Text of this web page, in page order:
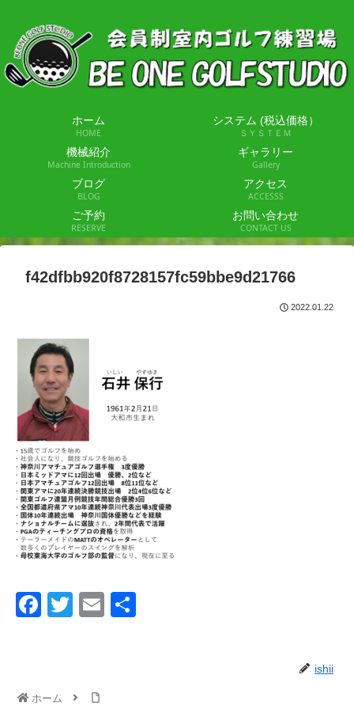
ホーム
HOME
システム (税込価格）
ＳＹＳＴＥＭ
機械紹介
Machine Introduction
ギャラリー
Gallery
ブログ
BLOG
アクセス
ACCESSS
ご予約
RESERVE
お問い合わせ
CONTACT US
f42dfbb920f8728157fc59bbe9d21766
2022.01.22
F
T
E
ishii
ホーム